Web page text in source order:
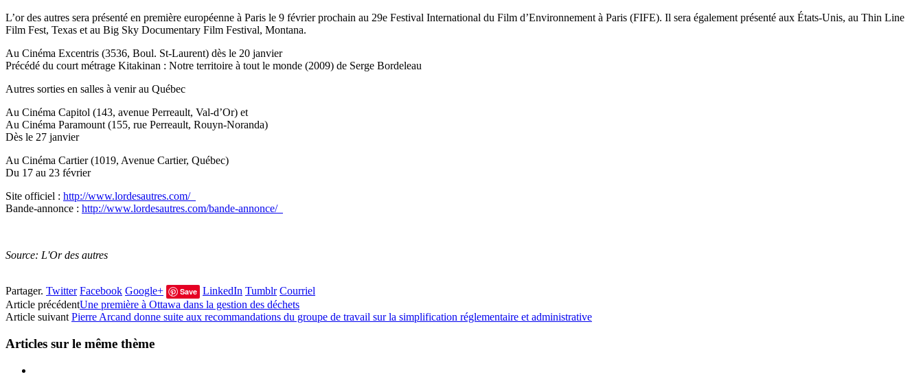
L’or des autres sera présenté en première européenne à Paris le 9 février prochain au 29e Festival International du Film d’Environnement à Paris (FIFE). Il sera également présenté aux États-Unis, au Thin Line
Film Fest, Texas et au Big Sky Documentary Film Festival, Montana.
Au Cinéma Excentris (3536, Boul. St-Laurent) dès le 20 janvier
Précédé du court métrage Kitakinan : Notre territoire à tout le monde (2009) de Serge Bordeleau
Autres sorties en salles à venir au Québec
Au Cinéma Capitol (143, avenue Perreault, Val-d’Or) et
Au Cinéma Paramount (155, rue Perreault, Rouyn-Noranda)
Dès le 27 janvier
Au Cinéma Cartier (1019, Avenue Cartier, Québec)
Du 17 au 23 février
Site officiel : http://www.lordesautres.com/
Bande-annonce : http://www.lordesautres.com/bande-annonce/
Source: L'Or des autres
Partager. Twitter Facebook Google+ Save LinkedIn Tumblr Courriel
Article précédentUne première à Ottawa dans la gestion des déchets
Article suivant Pierre Arcand donne suite aux recommandations du groupe de travail sur la simplification réglementaire et administrative
Articles sur le même thème